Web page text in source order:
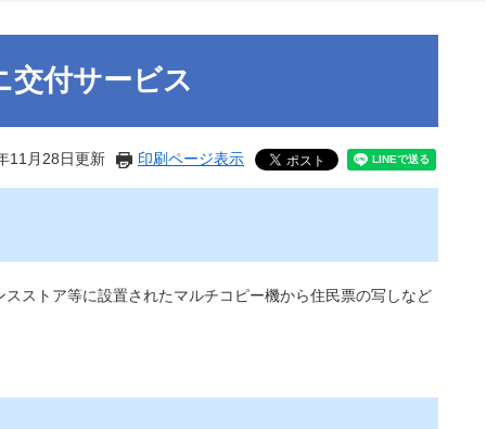
交付サービス
11月28日更新 印刷ページ表示
ストア等に設置されたマルチコピー機から住民票の写しなど